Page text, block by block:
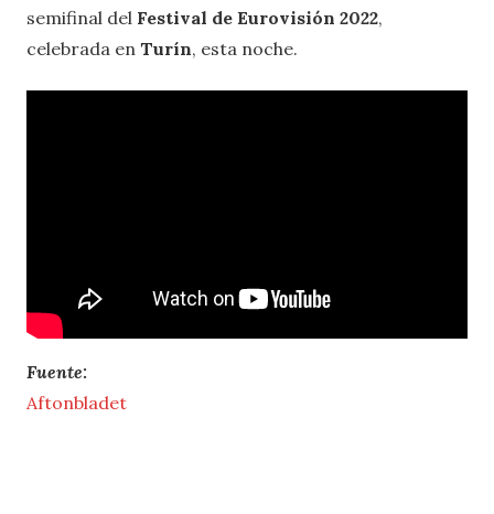
semifinal del Festival de Eurovisión 2022,
celebrada en Turín, esta noche.
Fuente:
Aftonbladet